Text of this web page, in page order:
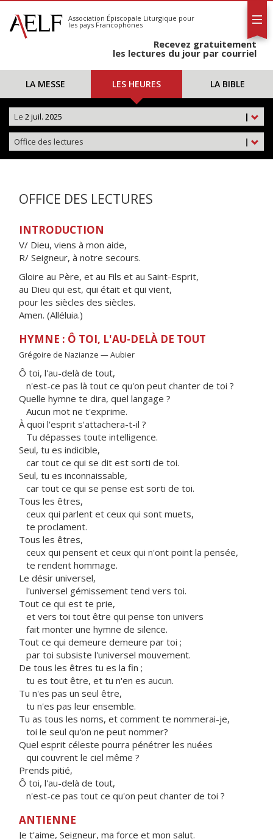
S'abonner
Calendrier
Association Épiscopale Liturgique pour
les pays Francophones
Recevez gratuitement
les lectures du jour par courriel
LA MESSE LES HEURES LA BIBLE
|
Le 2 juil. 2025
|
Office des lectures
OFFICE DES LECTURES
INTRODUCTION
V/ Dieu, viens à mon aide,
R/ Seigneur, à notre secours.
Gloire au Père, et au Fils et au Saint-Esprit,
au Dieu qui est, qui était et qui vient,
pour les siècles des siècles.
Amen. (Alléluia.)
HYMNE : Ô TOI, L'AU-DELÀ DE TOUT
Grégoire de Nazianze — Aubier
Ô toi, l'au-delà de tout,
n'est-ce pas là tout ce qu'on peut chanter de toi ?
Quelle hymne te dira, quel langage ?
Aucun mot ne t'exprime.
À quoi l'esprit s'attachera-t-il ?
Tu dépasses toute intelligence.
Seul, tu es indicible,
car tout ce qui se dit est sorti de toi.
Seul, tu es inconnaissable,
car tout ce qui se pense est sorti de toi.
Tous les êtres,
ceux qui parlent et ceux qui sont muets,
te proclament.
Tous les êtres,
ceux qui pensent et ceux qui n'ont point la pensée,
te rendent hommage.
Le désir universel,
l'universel gémissement tend vers toi.
Tout ce qui est te prie,
et vers toi tout être qui pense ton univers
fait monter une hymne de silence.
Tout ce qui demeure demeure par toi ;
par toi subsiste l'universel mouvement.
De tous les êtres tu es la fin ;
tu es tout être, et tu n'en es aucun.
Tu n'es pas un seul être,
tu n'es pas leur ensemble.
Tu as tous les noms, et comment te nommerai-je,
toi le seul qu'on ne peut nommer?
Quel esprit céleste pourra pénétrer les nuées
qui couvrent le ciel même ?
Prends pitié,
Ô toi, l'au-delà de tout,
n'est-ce pas tout ce qu'on peut chanter de toi ?
ANTIENNE
Je t'aime, Seigneur, ma force et mon salut.